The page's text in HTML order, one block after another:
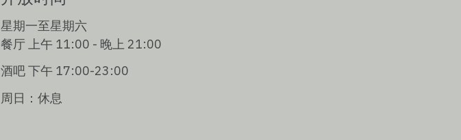
星期一至星期六
餐厅 上午 11:00 - 晚上 21:00
酒吧 下午 17:00-23:00
周日：休息